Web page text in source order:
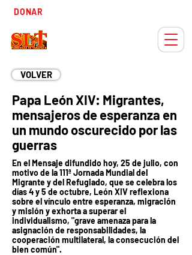
DONAR
VOLVER
Papa León XIV: Migrantes,
mensajeros de esperanza en
un mundo oscurecido por las
guerras
En el Mensaje difundido hoy, 25 de julio, con
motivo de la 111ª Jornada Mundial del
Migrante y del Refugiado, que se celebra los
días 4 y 5 de octubre, León XIV reflexiona
sobre el vínculo entre esperanza, migración
y misión y exhorta a superar el
individualismo, "grave amenaza para la
asignación de responsabilidades, la
cooperación multilateral, la consecución del
bien común".